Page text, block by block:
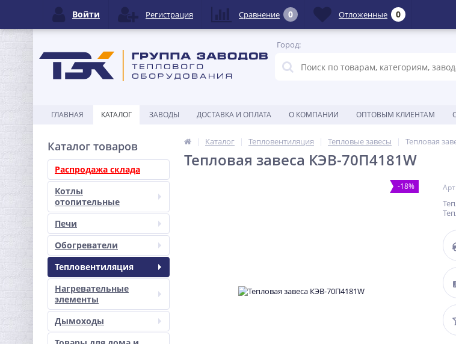
Город:
ГЛАВНАЯ КАТАЛОГ ЗАВОДЫ ДОСТАВКА И ОПЛАТА О КОМПАНИИ ОПТОВЫМ КЛИЕНТАМ
Каталог товаров
Распродажа склада
Котлы
отопительные
Печи
Обогреватели
Тепловентиляция
Нагревательные
элементы
Дымоходы
Каталог Тепловентиляция Тепловые завесы Тепловая
Тепловая завеса КЭВ-70П4181W
-18%
Войти Регистрация Сравнение 0 Отложенные 0